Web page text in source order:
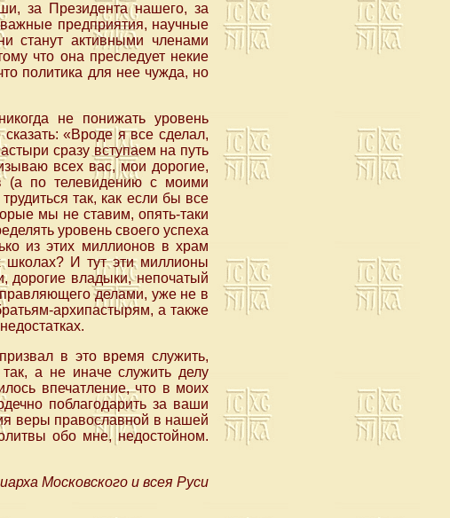
за Президента нашего, за
предприятия, научные
станут активными членами
что она преследует некие
политика для нее чужда, но
не понижать уровень
«Вроде я все сделал,
сразу вступаем на путь
всех вас, мои дорогие,
(а по телевидению с моими
так, как если бы все
мы не ставим, опять-таки
уровень своего успеха
из этих миллионов в храм
школах? И тут эти миллионы
владыки, непочатый
делами, уже не в
архипастырям, а также
в это время служить,
а не иначе служить делу
впечатление, что в моих
поблагодарить за ваши
веры православной в нашей
обо мне, недостойном.
Московского и всея Руси